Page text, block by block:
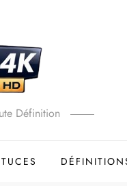
Définition